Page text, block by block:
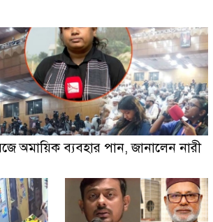
অমায়িক ব্যবহার পান, জানালেন নারী